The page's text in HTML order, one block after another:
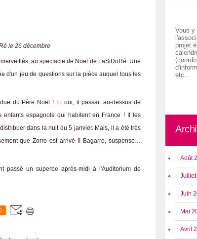
le 26 décembre
au spectacle de Noël de LaSiDoRé. Une
d'un jeu de questions sur la pièce auquel tous les
du Père Noël ! Et oui, il passait au-dessus de
enfants espagnols qui habitent en France ! Il les
dans la nuit du 5 janvier. Mais, il a été très
que Zorro est arrivé !! Bagarre, suspense…
passé un superbe après-midi à l'Auditorium de
Vous y
projet
etc...
Août
Juin
Mai
Avril